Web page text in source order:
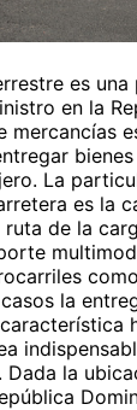
es
en la
mercancías
La
es la
de la
la
Dada la